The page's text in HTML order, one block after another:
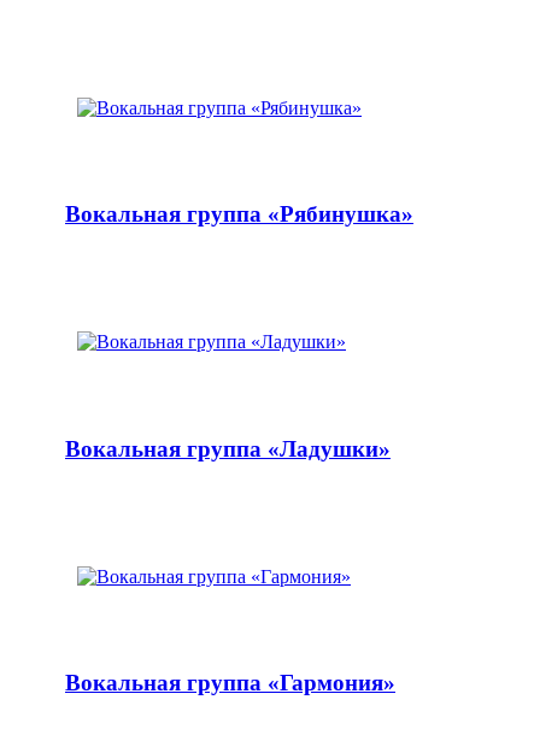
Вокальная группа «Рябинушка»
Вокальная группа «Ладушки»
Вокальная группа «Гармония»